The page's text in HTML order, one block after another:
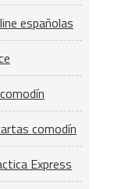
españolas
comodín
Express